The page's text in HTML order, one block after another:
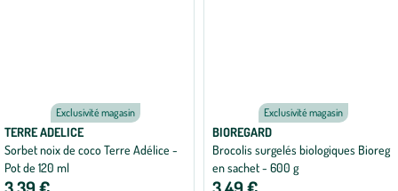
Exclusivité magasin
TERRE ADELICE
Sorbet noix de coco Terre Adélice -
Pot de 120 ml
Exclusivité magasin
BIOREGARD
Brocolis surgelés biologiques Bioreg
en sachet - 600 g